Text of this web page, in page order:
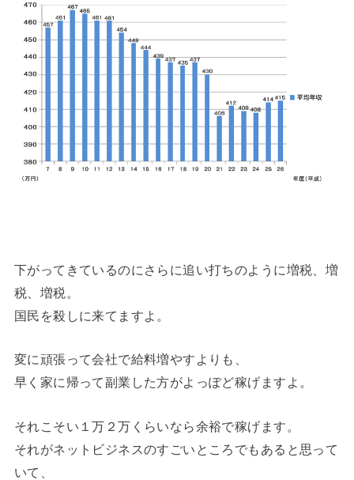
下がってきているのにさらに追い打ちのように増税、増
税、増税。
国民を殺しに来てますよ。
変に頑張って会社で給料増やすよりも、
早く家に帰って副業した方がよっぽど稼げますよ。
それこそい１万２万くらいなら余裕で稼げます。
それがネットビジネスのすごいところでもあると思って
いて、